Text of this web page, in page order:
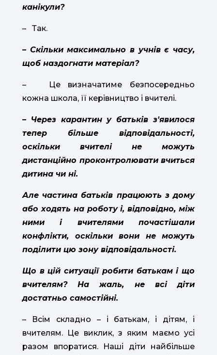
канікули?
– Так.
– Скільки максимально в учнів є часу,
щоб наздогнати матеріал?
– Це визначатиме безпосередньо
кожна школа, її керівництво і вчителі.
– Через карантин у батьків з'явилося
тепер більше відповідальності,
оскільки вчителі не можуть
дистанційно проконтролювати вчиться
дитина чи ні.
Але частина батьків працюють з дому
або ходять на роботу і, відповідно, між
ними і вчителями почастішали
конфлікти, оскільки вони не можуть
поділити цю зону відповідальності.
Що в цій ситуації робити батькам і що
вчителям? На жаль, не всі діти
достатньо самостійні.
– Всім складно – і батькам, і дітям, і
вчителям. Це виклик, з яким маємо усі
разом впоратися. Наші діти найбільше